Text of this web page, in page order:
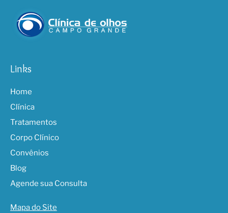
Links
Home
Clínica
Tratamentos
Corpo Clínico
Convênios
Blog
Agende sua Consulta
Mapa do Site